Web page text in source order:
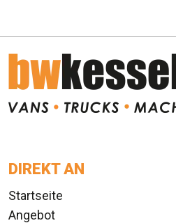
DIREKT AN
Startseite
Angebot